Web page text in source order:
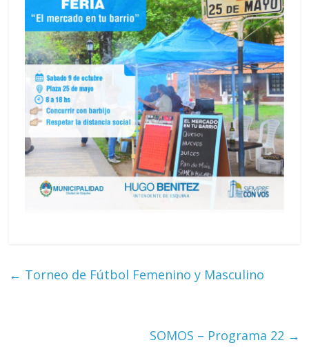
← Torneo de Fútbol Femenino y Masculino
SOMOS – Programa 22 →